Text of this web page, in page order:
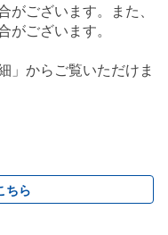
がございます。また、
がございます。
」からご覧いただけま
ちら